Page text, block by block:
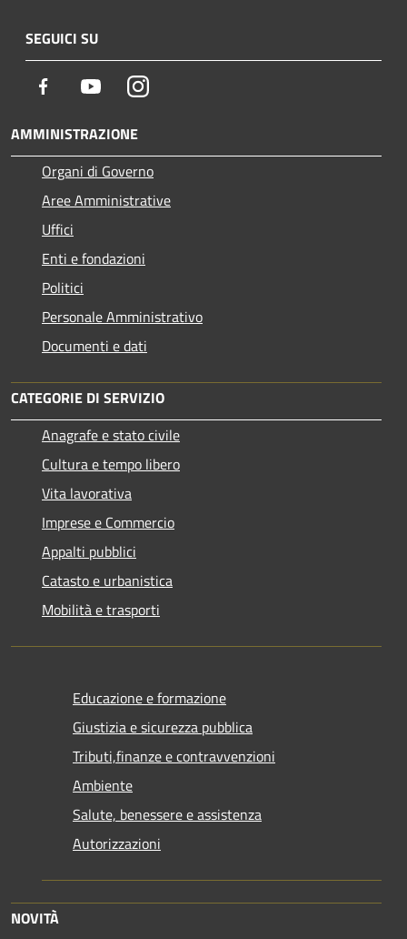
SEGUICI SU
Facebook YoutubeInstagram
AMMINISTRAZIONE
Organi di Governo
Aree Amministrative
Uffici
Enti e fondazioni
Politici
Personale Amministrativo
Documenti e dati
CATEGORIE DI SERVIZIO
Anagrafe e stato civile
Cultura e tempo libero
Vita lavorativa
Imprese e Commercio
Appalti pubblici
Catasto e urbanistica
Mobilità e trasporti
Educazione e formazione
Giustizia e sicurezza pubblica
Tributi,finanze e contravvenzioni
Ambiente
Salute, benessere e assistenza
Autorizzazioni
NOVITÀ